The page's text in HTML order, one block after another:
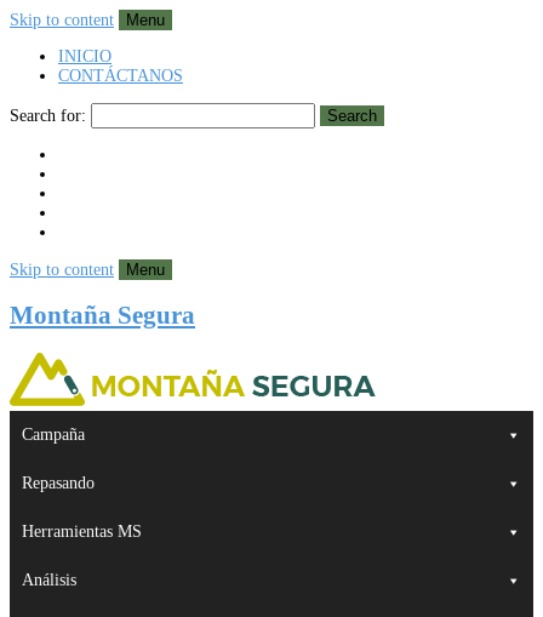
Skip to content
Menu
INICIO
CONTÁCTANOS
Search for: Search
Skip to content Menu
Montaña Segura
Campaña
Repasando
Herramientas MS
Análisis